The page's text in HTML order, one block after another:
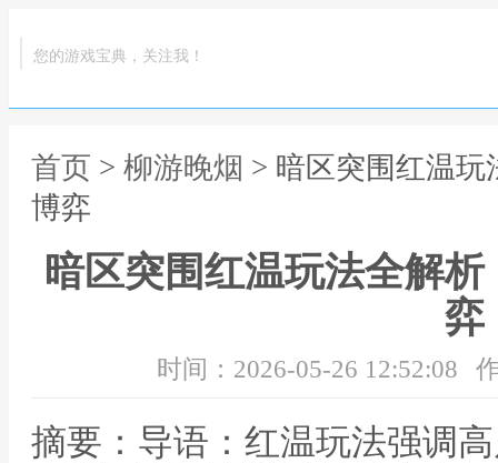
您的游戏宝典，关注我！
首页 > 柳游晚烟 > 暗区突围红温
博弈
暗区突围红温玩法全解
弈
时间：2026-05-26 12:52:08
摘要：导语：红温玩法强调